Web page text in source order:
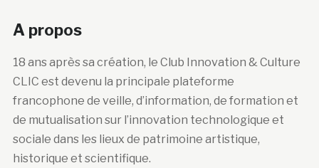
A propos
18 ans après sa création, le Club Innovation & Culture
CLIC est devenu la principale plateforme
francophone de veille, d’information, de formation et
de mutualisation sur l’innovation technologique et
sociale dans les lieux de patrimoine artistique,
historique et scientifique.